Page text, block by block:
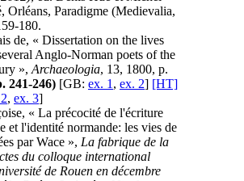
Orléans, Paradigme (Medievalia,
180.
de, « Dissertation on the lives
Anglo-Norman poets of the
», Archaeologia, 13, 1800, p.
241-246) [GB: ex. 1 , ex. 2] [HT]
, ex. 3]
« La précocité de l'écriture
et l'identité normande: les vies de
par Wace », La fabrique de la
du colloque international
de Rouen en décembre